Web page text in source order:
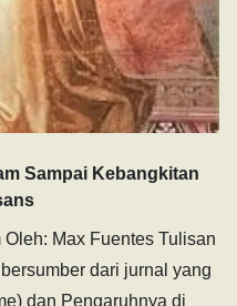
Sampai Kebangkitan
Max Fuentes Tulisan
dari jurnal yang
dan Pengaruhnya di